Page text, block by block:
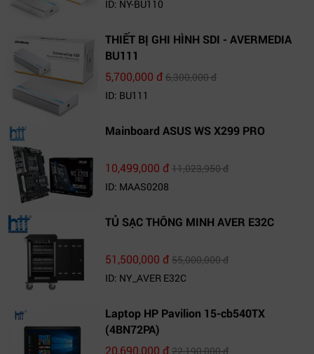
ID: NY-BU110
THIẾT BỊ GHI HÌNH SDI - AVERMEDIA
BU111
5,700,000 đ6,300,000 đ
ID: BU111
Mainboard ASUS WS X299 PRO
10,499,000 đ11,023,950 đ
ID: MAAS0208
TỦ SẠC THÔNG MINH AVER E32C
51,500,000 đ55,000,000 đ
ID: NY_AVER E32C
Laptop HP Pavilion 15-cb540TX
(4BN72PA)
20,690,000 đ22,190,000 đ